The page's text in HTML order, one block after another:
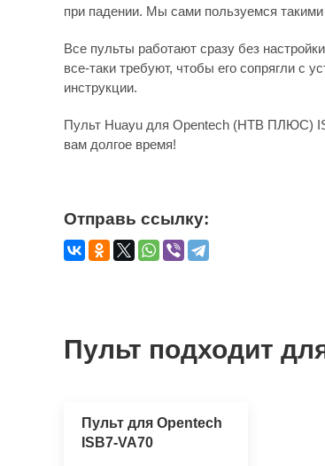
при падении. Мы сами пользуемся
Все пульты работают сразу без
все-таки требуют, чтобы его сопрягли с
инструкции.
Пульт Huayu для Opentech (НТВ ПЛЮС)
вам долгое время!
Отправь ссылку:
Пульт подходит
Пульт для Opentech
ISB7-VA70